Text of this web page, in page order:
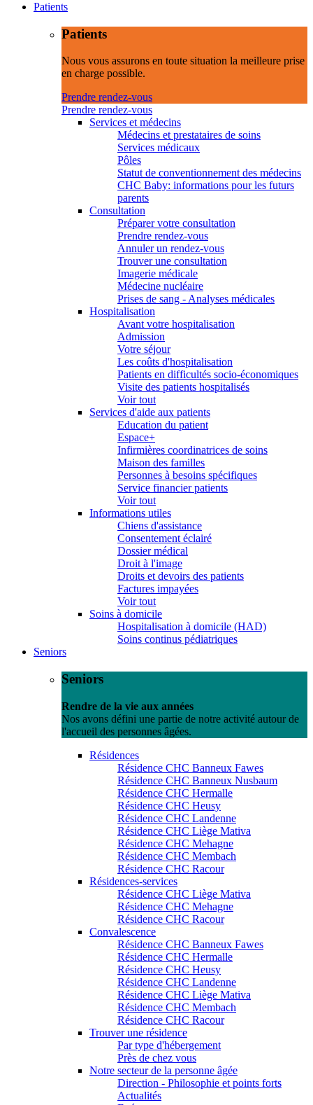
Patients
Patients
Nous vous assurons en toute situation la meilleure prise
en charge possible.
Prendre rendez-vous
Prendre rendez-vous
Services et médecins
Médecins et prestataires de soins
Services médicaux
Pôles
Statut de conventionnement des médecins
CHC Baby: informations pour les futurs
parents
Consultation
Préparer votre consultation
Prendre rendez-vous
Annuler un rendez-vous
Trouver une consultation
Imagerie médicale
Médecine nucléaire
Prises de sang - Analyses médicales
Hospitalisation
Avant votre hospitalisation
Admission
Votre séjour
Les coûts d'hospitalisation
Patients en difficultés socio-économiques
Visite des patients hospitalisés
Voir tout
Services d'aide aux patients
Education du patient
Espace+
Infirmières coordinatrices de soins
Maison des familles
Personnes à besoins spécifiques
Service financier patients
Voir tout
Informations utiles
Chiens d'assistance
Consentement éclairé
Dossier médical
Droit à l'image
Droits et devoirs des patients
Factures impayées
Voir tout
Soins à domicile
Hospitalisation à domicile (HAD)
Soins continus pédiatriques
Seniors
Seniors
Rendre de la vie aux années
Nos avons défini une partie de notre activité autour de
l'accueil des personnes âgées.
Résidences
Résidence CHC Banneux Fawes
Résidence CHC Banneux Nusbaum
Résidence CHC Hermalle
Résidence CHC Heusy
Résidence CHC Landenne
Résidence CHC Liège Mativa
Résidence CHC Mehagne
Résidence CHC Membach
Résidence CHC Racour
Résidences-services
Résidence CHC Liège Mativa
Résidence CHC Mehagne
Résidence CHC Racour
Convalescence
Résidence CHC Banneux Fawes
Résidence CHC Hermalle
Résidence CHC Heusy
Résidence CHC Landenne
Résidence CHC Liège Mativa
Résidence CHC Membach
Résidence CHC Racour
Trouver une résidence
Par type d'hébergement
Près de chez vous
Notre secteur de la personne âgée
Direction - Philosophie et points forts
Actualités